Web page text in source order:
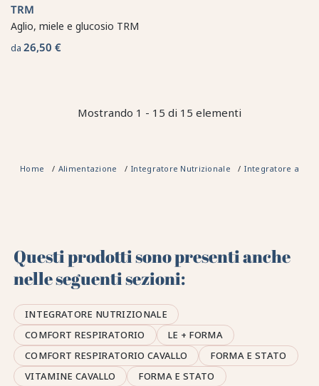
TRM
Aglio, miele e glucosio TRM
da 26,50 €
Mostrando 1 - 15 di 15 elementi
Home Alimentazione Integratore Nutrizionale Integratore
Questi prodotti sono presenti anche
nelle seguenti sezioni:
INTEGRATORE NUTRIZIONALE
COMFORT RESPIRATORIO
LE + FORMA
COMFORT RESPIRATORIO CAVALLO
FORMA E STATO
VITAMINE CAVALLO
FORMA E STATO